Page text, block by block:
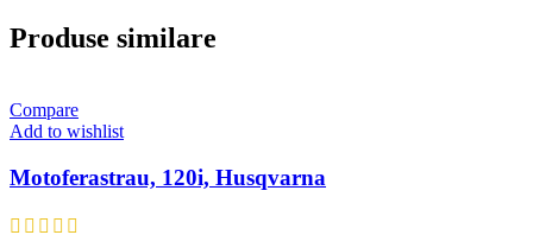
Produse similare
Compare
Add to wishlist
Motoferastrau, 120i, Husqvarna